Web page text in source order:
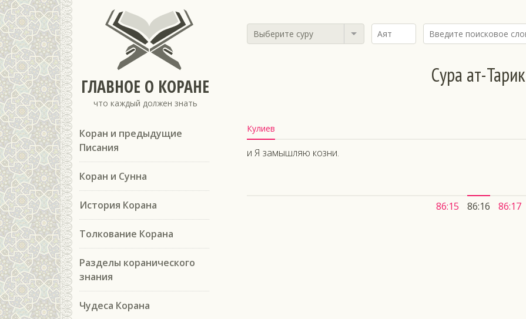
ГЛАВНОЕ О КОРАНЕ
что каждый должен знать
Коран и предыдущие
Писания
Коран и Сунна
История Корана
Толкование Корана
Разделы коранического
знания
Чудеса Корана
Выберите суру
Сура ат-Тарик
Кулиев
и Я замышляю козни.
86:15 86:16 86:17